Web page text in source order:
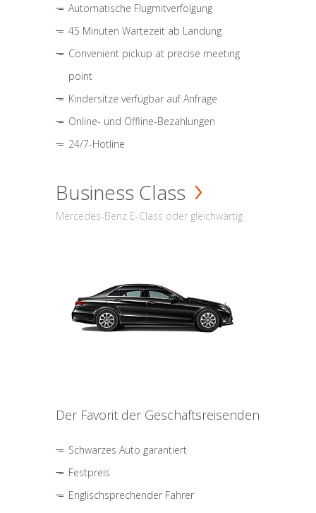
Automatische Flugmitverfolgung
45 Minuten Wartezeit ab Landung
Convenient pickup at precise meeting
point
Kindersitze verfügbar auf Anfrage
Online- und Offline-Bezahlungen
24/7-Hotline
Business Class
Mercedes-Benz E-Class oder gleichwärtig
Der Favorit der Geschäftsreisenden
Schwarzes Auto garantiert
Festpreis
Englischsprechender Fahrer